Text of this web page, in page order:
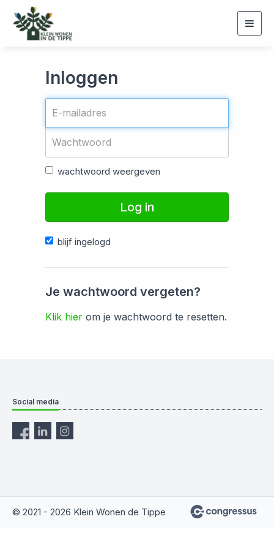
Inloggen
wachtwoord weergeven
Log in
blijf ingelogd
Je wachtwoord vergeten?
Klik hier om je wachtwoord te resetten.
Social media
© 2021 - 2026 Klein Wonen de Tippe